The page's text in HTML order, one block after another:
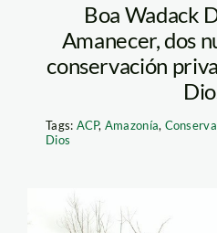
Boa Wadack
Amanecer, dos
conservación
Tags: ACP, Amazonía,
Dios